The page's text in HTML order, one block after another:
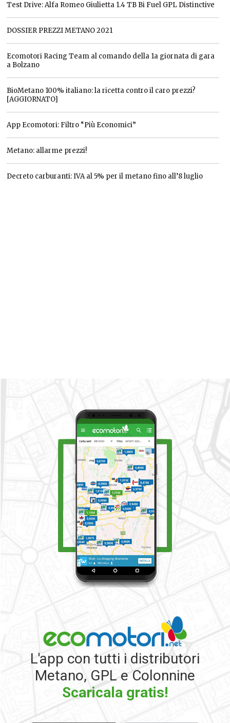
Test Drive: Alfa Romeo Giulietta 1.4 TB Bi Fuel GPL Distinctive
DOSSIER PREZZI METANO 2021
Ecomotori Racing Team al comando della 1a giornata di gara
a Bolzano
BioMetano 100% italiano: la ricetta contro il caro prezzi?
[AGGIORNATO]
App Ecomotori: Filtro “Più Economici”
Metano: allarme prezzi!
Decreto carburanti: IVA al 5% per il metano fino all’8 luglio
L'app con tutti i distributori
Metano, GPL e Colonnine
Scaricala gratis!